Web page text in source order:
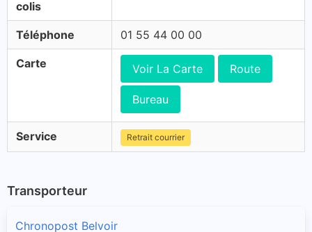
colis
Téléphone 01 55 44 00 00
Carte Voir La Carte Route
Bureau
Service Retrait courrier
Transporteur
Chronopost Belvoir